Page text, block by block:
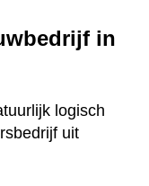
in
logisch
uit